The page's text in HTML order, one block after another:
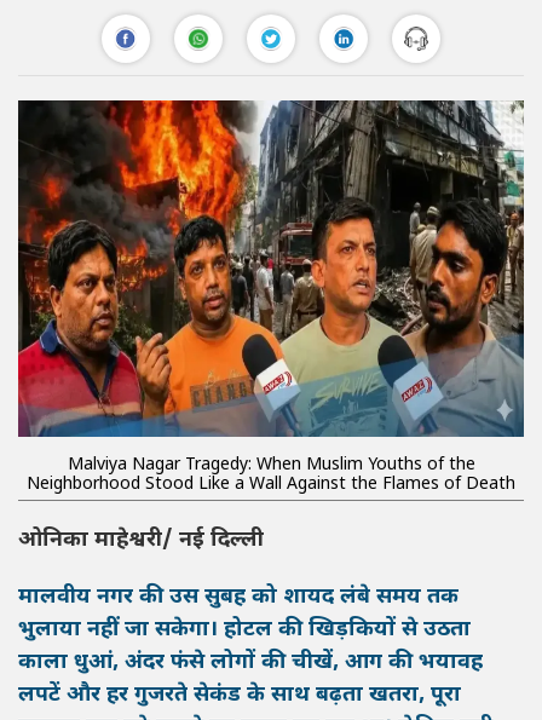
Malviya Nagar Tragedy: When Muslim Youths of the
Neighborhood Stood Like a Wall Against the Flames of Death
ओनिका माहेश्वरी/ नई दिल्ली
मालवीय नगर की उस सुबह को शायद लंबे समय तक
भुलाया नहीं जा सकेगा। होटल की खिड़कियों से उठता
काला धुआं, अंदर फंसे लोगों की चीखें, आग की भयावह
लपटें और हर गुजरते सेकंड के साथ बढ़ता खतरा, पूरा